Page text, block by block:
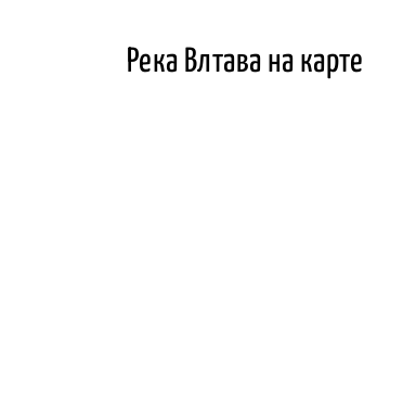
Река Влтава на карте